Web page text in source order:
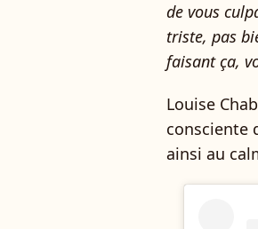
de vous
triste, pas
faisant ça,
Louise
consciente
ainsi au